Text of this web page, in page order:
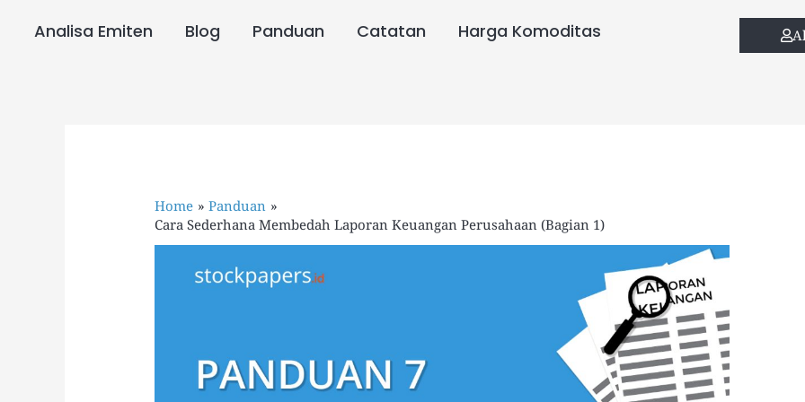
Analisa Emiten Blog Panduan Catatan Harga Komoditas
Home
Panduan
Cara Sederhana Membedah Laporan Keuangan Perusahaan (Bagian 1)